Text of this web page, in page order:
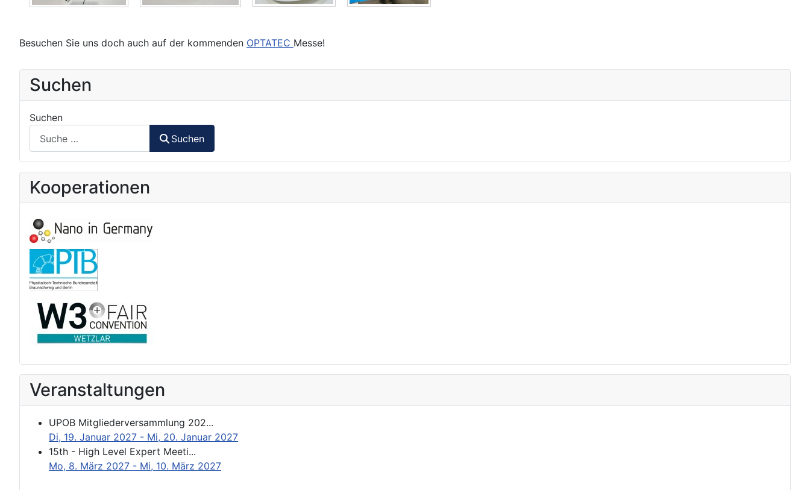
Besuchen Sie uns doch auch auf der kommenden OPTATEC Messe!
Suchen
Suchen
Suchen
Kooperationen
Veranstaltungen
UPOB Mitgliederversammlung 202...
Di, 19. Januar 2027 - Mi, 20. Januar 2027
15th - High Level Expert Meeti...
Mo, 8. März 2027 - Mi, 10. März 2027